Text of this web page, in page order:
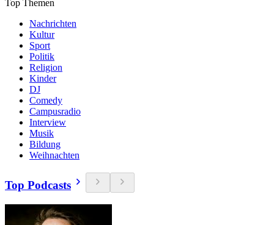
Top Themen
Nachrichten
Kultur
Sport
Politik
Religion
Kinder
DJ
Comedy
Campusradio
Interview
Musik
Bildung
Weihnachten
Top Podcasts